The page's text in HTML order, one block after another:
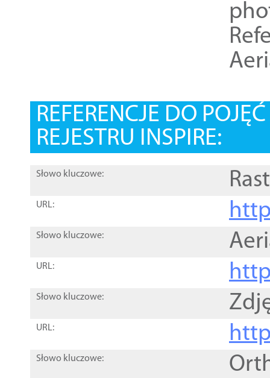
REFERENCJE DO
REJESTRU INSPIRE:
Słowo kluczowe:
URL:
Słowo kluczowe:
URL:
Słowo kluczowe:
URL:
Słowo kluczowe: